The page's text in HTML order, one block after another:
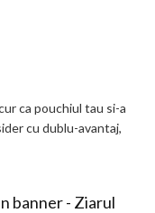
ca pouchiul tau si-a
cu dublu-avantaj,
banner - Ziarul